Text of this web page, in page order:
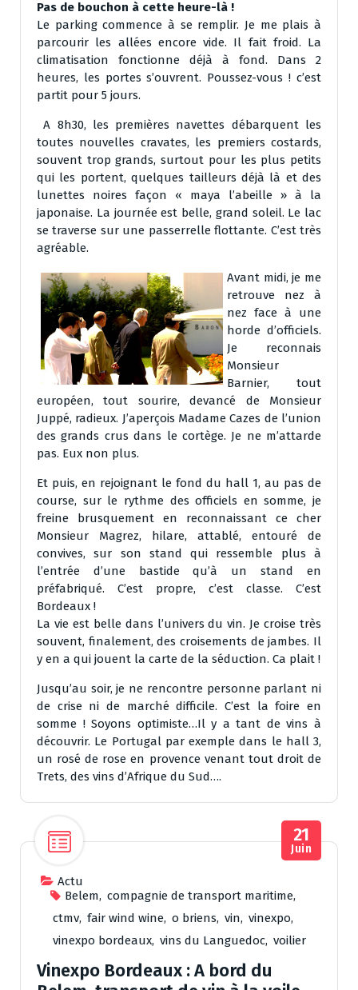
Pas de bouchon à cette heure-là !
Le parking commence à se remplir. Je me plais à
parcourir les allées encore vide. Il fait froid. La
climatisation fonctionne déjà à fond. Dans 2
heures, les portes s’ouvrent. Poussez-vous ! c’est
partit pour 5 jours.
A 8h30, les premières navettes débarquent les
toutes nouvelles cravates, les premiers costards,
souvent trop grands, surtout pour les plus petits
qui les portent, quelques tailleurs déjà là et des
lunettes noires façon « maya l’abeille » à la
japonaise. La journée est belle, grand soleil. Le lac
se traverse sur une passerrelle flottante. C’est très
agréable.
Avant midi, je me
retrouve nez à
nez face à une
horde d’officiels.
Je reconnais
Monsieur
Barnier, tout
européen, tout sourire, devancé de Monsieur
Juppé, radieux. J’aperçois Madame Cazes de l’union
des grands crus dans le cortège. Je ne m’attarde
pas. Eux non plus.
Et puis, en rejoignant le fond du hall 1, au pas de
course, sur le rythme des officiels en somme, je
freine brusquement en reconnaissant ce cher
Monsieur Magrez, hilare, attablé, entouré de
convives, sur son stand qui ressemble plus à
l’entrée d’une bastide qu’à un stand en
préfabriqué. C’est propre, c’est classe. C’est
Bordeaux !
La vie est belle dans l’univers du vin. Je croise très
souvent, finalement, des croisements de jambes. Il
y en a qui jouent la carte de la séduction. Ca plait !
Jusqu’au soir, je ne rencontre personne parlant ni
de crise ni de marché difficile. C’est la foire en
somme ! Soyons optimiste…Il y a tant de vins à
découvrir. Le Portugal par exemple dans le hall 3,
un rosé de rose en provence venant tout droit de
Trets, des vins d’Afrique du Sud….
Actu
Belem, compagnie de transport maritime,
ctmv, fair wind wine, o briens, vin, vinexpo,
vinexpo bordeaux, vins du Languedoc, voilier
21
Juin
Vinexpo Bordeaux : A bord du